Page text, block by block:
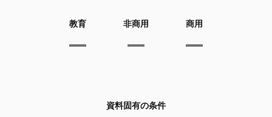
教育 非商用 商用
資料固有の条件